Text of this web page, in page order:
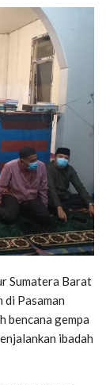
Sumatera Barat
di Pasaman
bencana gempa
ibadah